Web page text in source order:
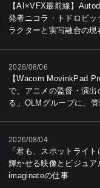
【AI×VFX最前線】
発者ニコラ・トドロビッ
ラクターと実写融合の現
2026/08/06
【Wacom MovinkPad
で、アニメの監督・演出
る」OLMグループに、
2026/08/04
「君も、スポットライ
輝かせる映像とビジュア
imaginateの仕事